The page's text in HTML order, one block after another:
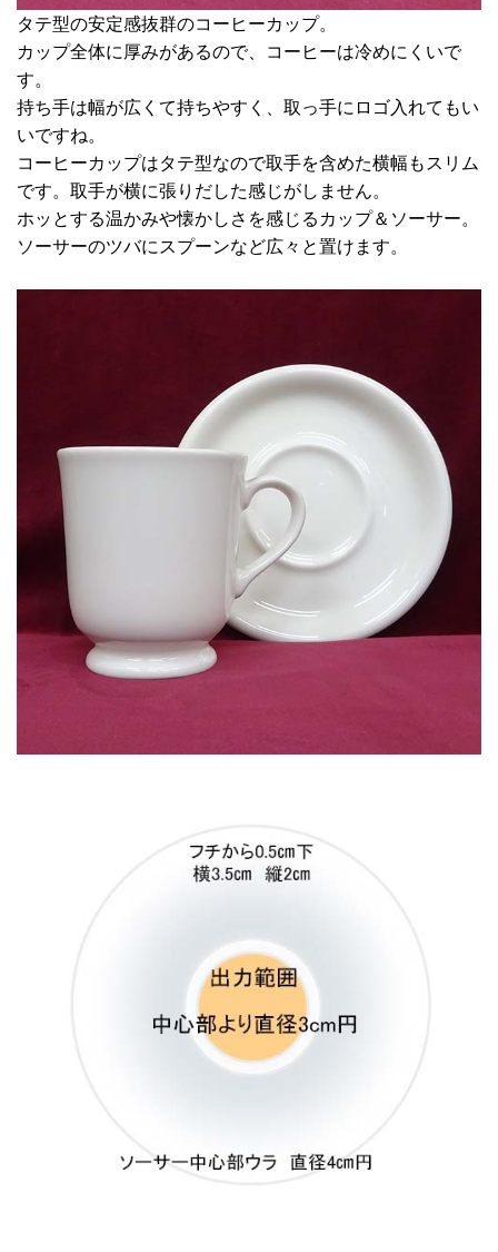
タテ型の安定感抜群のコーヒーカップ。
カップ全体に厚みがあるので、コーヒーは冷めにくいで
す。
持ち手は幅が広くて持ちやすく、取っ手にロゴ入れてもい
いですね。
コーヒーカップはタテ型なので取手を含めた横幅もスリム
です。取手が横に張りだした感じがしません。
ホッとする温かみや懐かしさを感じるカップ＆ソーサー。
ソーサーのツバにスプーンなど広々と置けます。